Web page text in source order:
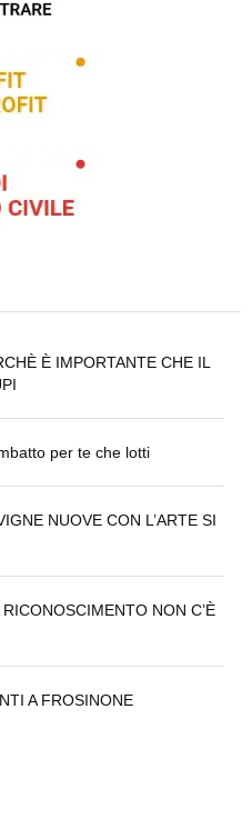
È IMPORTANTE CHE IL
per te che lotti
NUOVE CON L’ARTE SI
NON C’È
A FROSINONE